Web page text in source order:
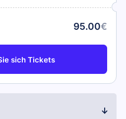
95.00€
sich Tickets